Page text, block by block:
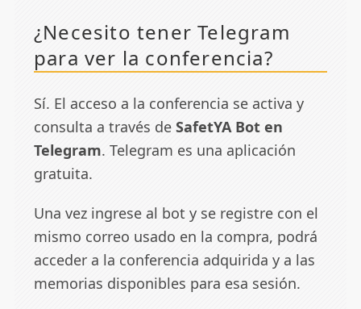
¿Necesito tener Telegram
para ver la conferencia?
Sí. El acceso a la conferencia se activa y
consulta a través de SafetYA Bot en
Telegram. Telegram es una aplicación
gratuita.
Una vez ingrese al bot y se registre con el
mismo correo usado en la compra, podrá
acceder a la conferencia adquirida y a las
memorias disponibles para esa sesión.